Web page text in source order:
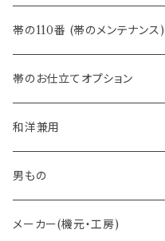
- 半幅帯
- 大人兵児帯
- おびやオリジナル・別注
- オーダー帯
- 京袋帯・開き仕立て
-フィカレ
帯の110番 (帯のメンテナンス)
帯のお仕立てオプション
和洋兼用
男もの
メーカー(機元・工房)